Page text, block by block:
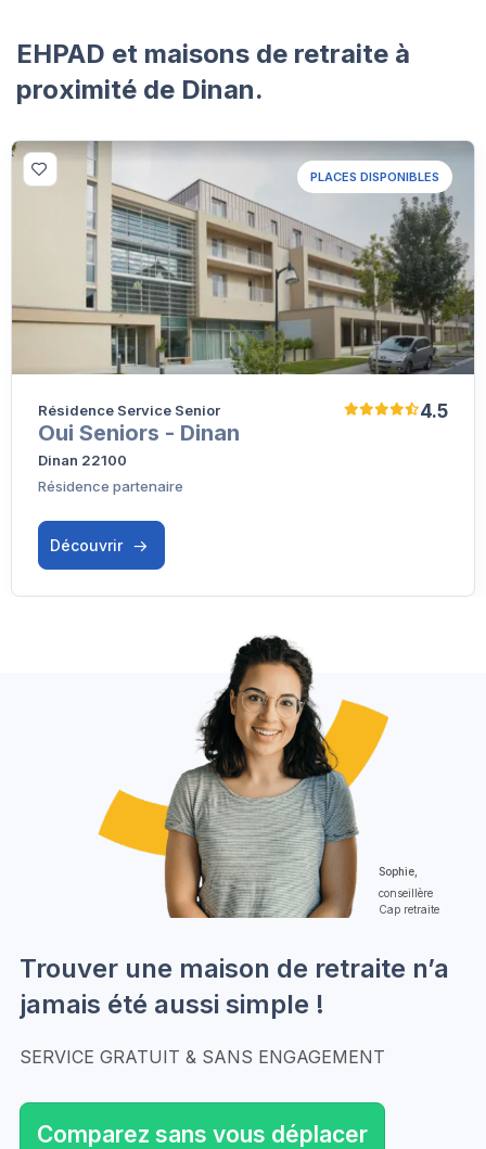
EHPAD et maisons de retraite à
proximité de Dinan.
PLACES DISPONIBLES
4.5
Résidence Service Senior
Oui Seniors - Dinan
Dinan 22100
Résidence partenaire
Découvrir
Sophie,
conseillère
Cap retraite
Trouver une maison de retraite n’a
jamais été aussi simple !
SERVICE GRATUIT & SANS ENGAGEMENT
Comparez sans vous déplacer